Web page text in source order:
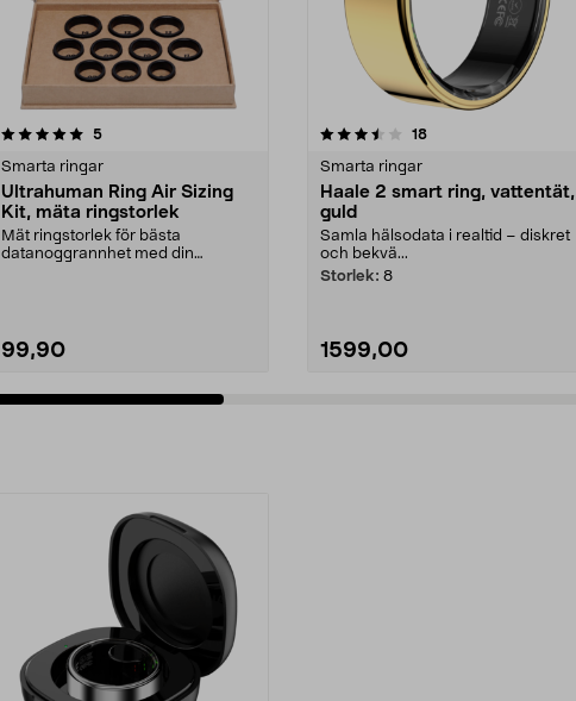
5recensioner
Smarta ringar
Ultrahuman Ring Air Sizing
Kit, mäta ringstorlek
Mät ringstorlek för bästa
datanoggrannhet med din
99,90
3.5 av 5 stjärnor 18recensioner
Smarta ringar
Haale 2 smart ring, vattentät,
guld
Samla hälsodata i realtid – diskret
och bekvä...
Storlek: 8
1599,00
3.5 av 5 stjärnor